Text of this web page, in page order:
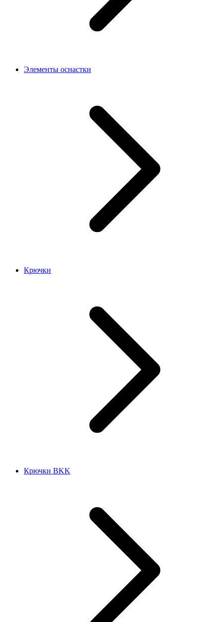
Элементы оснастки
Крючки
Крючки BKK